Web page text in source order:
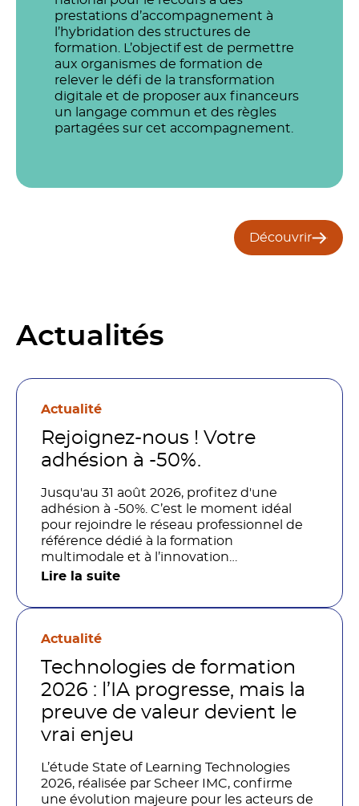
prestations d’accompagnement à
l’hybridation des structures de
formation. L’objectif est de permettre
aux organismes de formation de
relever le défi de la transformation
digitale et de proposer aux financeurs
un langage commun et des règles
partagées sur cet accompagnement.
Découvrir
Actualités
Actualité
Rejoignez-nous ! Votre
adhésion à -50%.
Jusqu'au 31 août 2026, profitez d'une
adhésion à -50%. C’est le moment idéal
pour rejoindre le réseau professionnel de
référence dédié à la formation
multimodale et à l’innovation
pédagogique.
Lire la suite
Actualité
Technologies de formation
2026 : l’IA progresse, mais la
preuve de valeur devient le
vrai enjeu
L’étude State of Learning Technologies
2026, réalisée par Scheer IMC, confirme
une évolution majeure pour les acteurs de